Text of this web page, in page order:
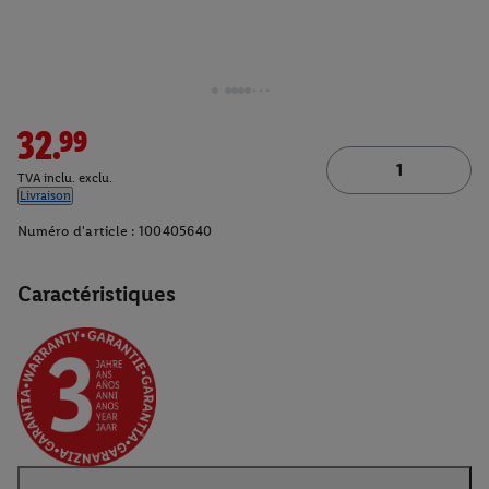
Caractéristiques
32.99
TVA inclu. exclu.
Livraison
Numéro d'article : 100405640